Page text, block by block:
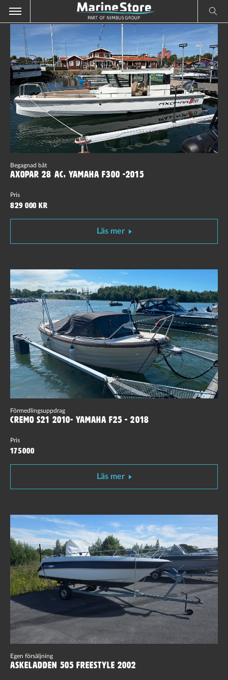
Begagnad båt
Axopar 28 AC, Yamaha F300 -2015
Pris
829 000 kr
Läs mer
Förmedlingsuppdrag
Cremo S21 2010- Yamaha F25 - 2018
Pris
175000
Läs mer
Egen försäljning
Askeladden 505 Freestyle 2002